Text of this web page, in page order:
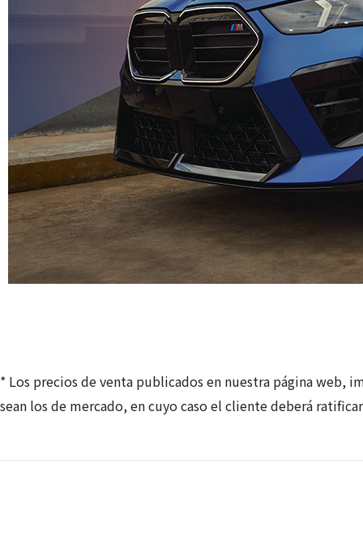
* Los precios de venta publicados en nuestra página web,
sean los de mercado, en cuyo caso el cliente deberá